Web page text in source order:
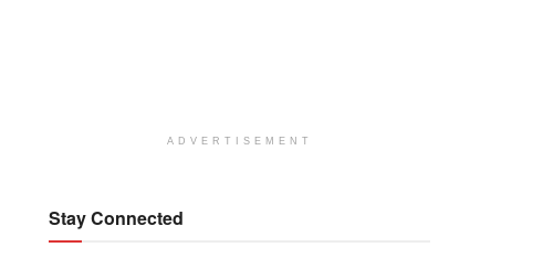
ADVERTISEMENT
Stay Connected